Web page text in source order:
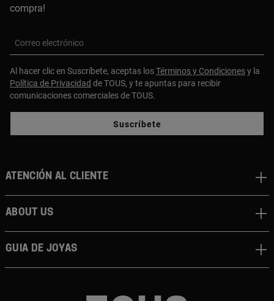
compra!
Correo electrónico
Al hacer clic en Suscríbete, aceptas losTérminos y Condicionesy la
Política de Privacidad de TOUS, y te apuntas para recibir
comunicaciones comerciales de TOUS.
Suscríbete
Atención al cliente
About us
Guia de joyas